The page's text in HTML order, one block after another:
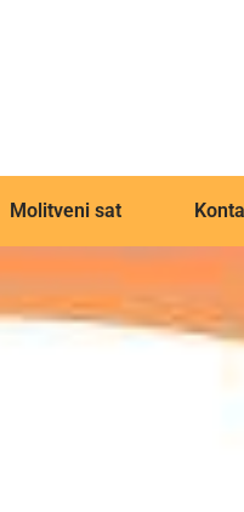
Molitveni sat